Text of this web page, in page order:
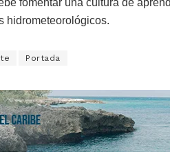
fomentar una cultura de
hidrometeorológicos.
Portada